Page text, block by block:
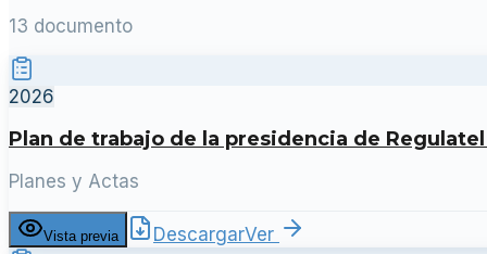
13 documento
2026
Plan de trabajo de la presidencia de
Planes y Actas
Vista previa DescargarVer